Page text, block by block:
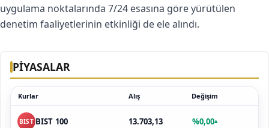
uygulama noktalarında 7/24 esasına göre yürütülen
denetim faaliyetlerinin etkinliği de ele alındı.
PİYASALAR
Kurlar Alış Değişim
BIST BIST 100 13.703,13 %0,00▴